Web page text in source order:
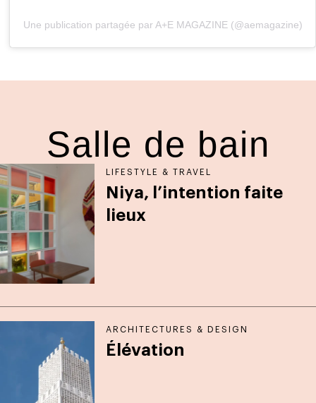
Une publication partagée par A+E MAGAZINE (@aemagazine)
Salle de bain
LIFESTYLE & TRAVEL
Niya, l’intention faite
lieux
ARCHITECTURES & DESIGN
Élévation